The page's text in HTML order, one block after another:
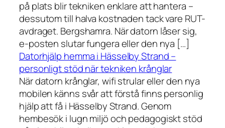
på plats blir tekniken enklare att hantera –
dessutom till halva kostnaden tack vare RUT-
avdraget. Bergshamra. När datorn låser sig,
e-posten slutar fungera eller den nya […]
Datorhjälp hemma i Hässelby Strand –
personligt stöd när tekniken krånglar
När datorn krånglar, wifi strular eller den nya
mobilen känns svår att förstå finns personlig
hjälp att få i Hässelby Strand. Genom
hembesök i lugn miljö och pedagogiskt stöd